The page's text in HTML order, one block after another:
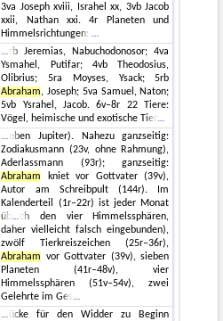
3va Joseph xviii, Israhel xx, 3vb Jacob
xxii, Nathan xxi. 4r Planeten und
Himmelsrichtungen:
rb Jeremias, Nabuchodonosor; 4va
Ysmahel, Putifar; 4vb Theodosius,
Olibrius; 5ra Moyses, Ysack; 5rb
Abraham, Joseph; 5va Samuel, Naton;
5vb Ysrahel, Jacob. 6v–8r 22 Tiere:
Vögel, heimische und exotische Tier
eben Jupiter). Nahezu ganzseitig:
Zodiakusmann (23v, ohne Rahmung),
Aderlassmann (93r); ganzseitig:
Abraham
kniet vor Gottvater (39v),
Autor am Schreibpult (144r). Im
Kalenderteil (1r–22r) ist jeder Monat
üb
ch den vier Himmelssphären,
daher vielleicht falsch eingebunden),
zwölf Tierkreiszeichen (25r–36r),
Abraham vor Gottvater (39v), sieben
Planeten (41r–48v), vier
Himmelssphären (51v–54v), zwei
Gelehrte im Ges
ücke für den Widder zu Beginn